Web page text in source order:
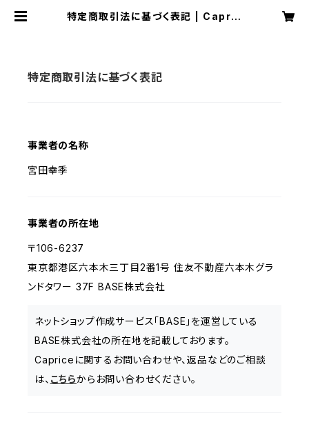
特定商取引法に基づく表記 | Capric
特定商取引法に基づく表記
事業者の名称
宮田幸季
事業者の所在地
〒106-6237
東京都港区六本木三丁目2番1号 住友不動産六本木グラ
ンドタワー 37F BASE株式会社
ネットショップ作成サービス「BASE」を運営している
BASE株式会社の所在地を記載しております。
Capriceに関するお問い合わせや、返品などのご相談
は、 こちらからお問い合わせください。